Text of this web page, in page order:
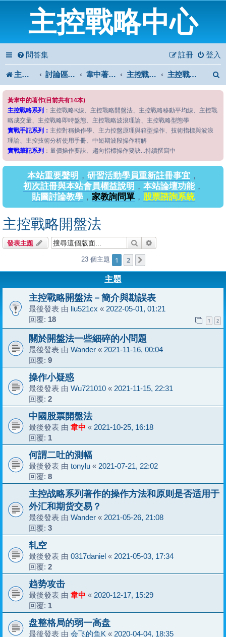
主控戰略中心
問答集 登入
註冊
主控戰略中心 討論區首頁 韋中著作問答區 主控戰略系列 主控戰略開盤法
黃韋中的著作(目前共有14本)
主控戰略系列 ：主控戰略K線、主控戰略開盤法、主控戰略移動平均線、主控戰
略成交量、主控戰略即時盤態、主控戰略波浪理論、主控戰略型態學
實戰手記系列： 主控對稱操作學、主力控盤原理與箱型操作、技術指標與波浪
理論、主控技術分析使用手冊、中短期波段操作精解
實戰筆記系列 ：量價操作要訣、趨向指標操作要訣...持續撰寫中
本站重要聲明 ， 研習活動學員重新註冊事宜 ，
初次註冊與本站會員權益說明 ， 本站論壇功能，
貼圖討論教學， 家教詢問單， 股票諮詢系統
主控戰略開盤法
發表主題 搜尋
23 個主題 1 2
主題
主控戰略開盤法－簡介與勘誤表
最後發表 由 liu521cx « 2022-05-01, 01:21
回覆: 18 1 2
關於開盤法一些細碎的小問題
最後發表 由 Wander « 2021-11-16, 00:04
回覆: 9
操作小疑惑
最後發表 由 Wu721010 « 2021-11-15, 22:31
回覆: 2
中國股票開盤法
最後發表 由 韋中 « 2021-10-25, 16:18
回覆: 1
何謂二吐的測幅
最後發表 由 tonylu « 2021-07-21, 22:02
回覆: 8
主控战略系列著作的操作方法和原则是否适用于
外汇和期货交易？
最後發表 由 Wander « 2021-05-26, 21:08
回覆: 3
轧空
最後發表 由 0317daniel « 2021-05-03, 17:34
回覆: 2
趋势攻击
最後發表 由 韋中 « 2020-12-17, 15:29
回覆: 1
盘整格局的弱一高盘
最後發表 由 会飞的鱼K « 2020-04-04, 18:35